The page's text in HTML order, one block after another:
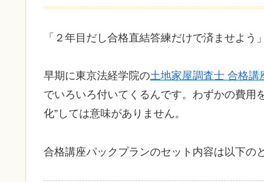
「２年目だし合格直結答練だけで済ませよう
早期に東京法経学院の土地家屋調査士 合格講
でいろいろ付いてくるんです。わずかの費用
化”しては意味がありません。
合格講座パックプランのセット内容は以下の